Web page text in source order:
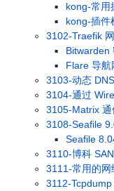
kong-常用
kong-插件
3102-Traefik
Bitwarden
Flare 导航
3103-动态
3104-通过
3105-Matrix 通
3108-Seafile
Seafile
3110-博科
3111-常用的网
3112-Tcpdump